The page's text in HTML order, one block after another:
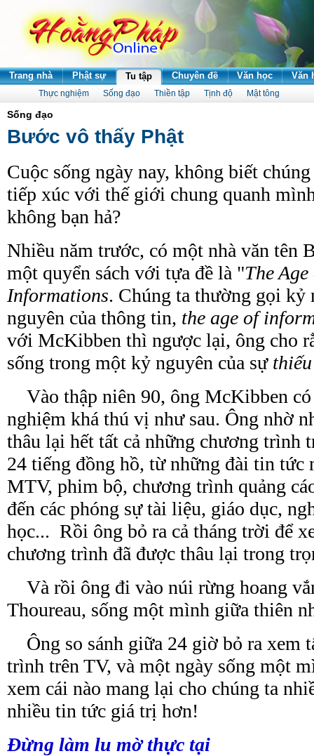
Trang nhà Phật sự Tu tập Chuyên đề Văn học Văn
Thực nghiệm Sống đạo Thiền tập Tịnh độ Mật tông
Sống đạo
Bước vô thấy Phật
Cuộc sống ngày nay, không biết
tiếp xúc với thế giới chung quanh
không bạn hả?
Nhiều năm trước, có một nhà văn tên
một quyển sách với tựa đề là "The
Informations. Chúng ta thường gọi kỷ
nguyên của thông tin, the age of
với McKibben thì ngược lại, ông cho
sống trong một kỷ nguyên của sự
Vào thập niên 90, ông McKibben
nghiệm khá thú vị như sau. Ông nhờ
thâu lại hết tất cả những chương trình
24 tiếng đồng hồ, từ những đài tin tức
MTV, phim bộ, chương trình quảng
đến các phóng sự tài liệu, giáo dục,
học... Rồi ông bỏ ra cả tháng trời để
chương trình đã được thâu lại trong
Và rồi ông đi vào núi rừng hoang
Thoureau, sống một mình giữa thiên
Ông so sánh giữa 24 giờ bỏ ra xem
trình trên TV, và một ngày sống một
xem cái nào mang lại cho chúng ta
nhiều tin tức giá trị hơn!
Đừng làm lu mờ thực tại